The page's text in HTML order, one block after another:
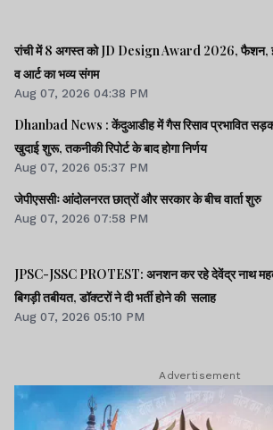
रांची में 8 अगस्त को JD Design Award 2026, फैशन,
व आर्ट का भव्य संगम
Aug 07, 2026 04:38 PM
Dhanbad News : केंदुआडीह में गैस रिसाव प्रभावित
खुदाई शुरू, तकनीकी रिपोर्ट के बाद होगा निर्णय
Aug 07, 2026 05:37 PM
जेपीएससीः आंदोलनरत छात्रों और सरकार के बीच वार्ता शुरु
Aug 07, 2026 07:58 PM
JPSC-JSSC PROTEST: अनशन कर रहे देवेंद्र नाथ
बिगड़ी तबीयत, डॉक्टरों ने दी भर्ती होने की सलाह
Aug 07, 2026 05:10 PM
Advertisement